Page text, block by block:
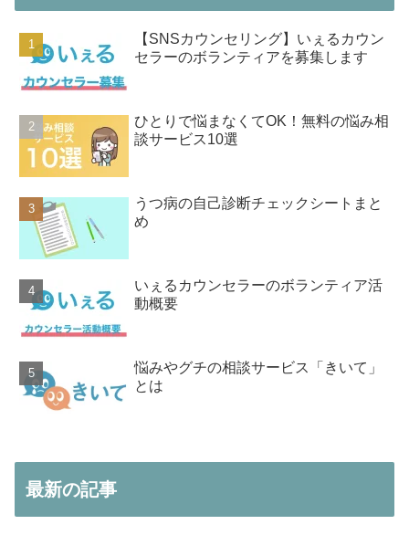
【SNSカウンセリング】いぇるカウン
セラーのボランティアを募集します
ひとりで悩まなくてOK！無料の悩み相
談サービス10選
うつ病の自己診断チェックシートまと
め
いぇるカウンセラーのボランティア活
動概要
悩みやグチの相談サービス「きいて」
とは
最新の記事